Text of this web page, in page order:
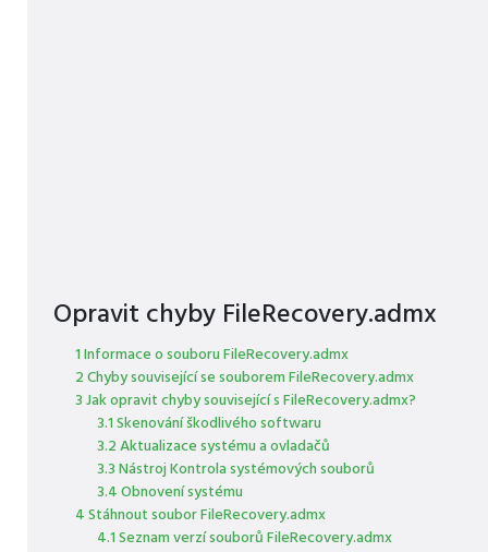
Opravit chyby FileRecovery.admx
1 Informace o souboru FileRecovery.admx
2 Chyby související se souborem FileRecovery.admx
3 Jak opravit chyby související s FileRecovery.admx?
3.1 Skenování škodlivého softwaru
3.2 Aktualizace systému a ovladačů
3.3 Nástroj Kontrola systémových souborů
3.4 Obnovení systému
4 Stáhnout soubor FileRecovery.admx
4.1 Seznam verzí souborů FileRecovery.admx